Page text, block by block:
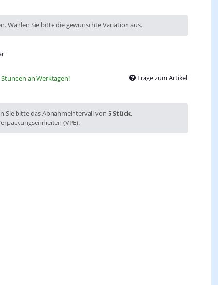
Wählen Sie bitte die gewünschte Variation aus.
an Werktagen! Frage zum Artikel
Sie bitte das Abnahmeintervall von 5 Stück.
(VPE).